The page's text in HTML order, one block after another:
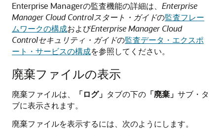
Enterprise Managerの監査機能の詳細は、 Enterprise
Manager Cloud Controlスタート・ガイドの監査フレー
ムワークの構成およびEnterprise Manager Cloud
Controlセキュリティ・ガイドの監査データ・エクスポ
ート・サービスの構成を参照してください。
廃棄ファイルの表示
廃棄ファイルは、 「ログ」 タブの下の 「廃棄」 サブ・タ
ブに表示されます。
廃棄ファイルを表示するには、次のようにします。